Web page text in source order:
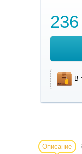
В
Описание